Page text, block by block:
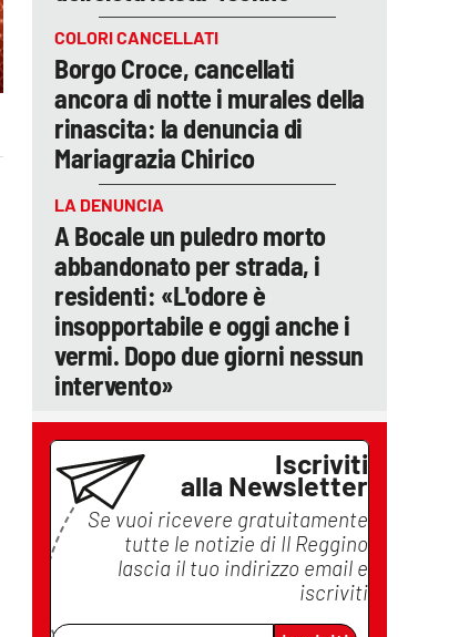
COLORI CANCELLATI
Borgo Croce, cancellati
ancora di notte i murales della
rinascita: la denuncia di
Mariagrazia Chirico
LA DENUNCIA
A Bocale un puledro morto
abbandonato per strada, i
residenti: «L'odore è
insopportabile e oggi anche i
vermi. Dopo due giorni nessun
intervento»
Iscriviti
alla Newsletter
Se vuoi ricevere gratuitamente
tutte le notizie di Il Reggino
lascia il tuo indirizzo email e
iscriviti